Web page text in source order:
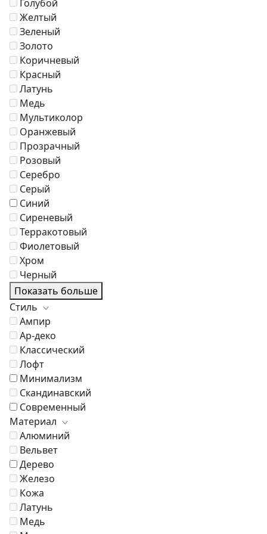
Диваны
Аксессуары
Голубой
Желтый
Зеленый
Золото
Коричневый
Красный
Латунь
Медь
Мультиколор
Оранжевый
Прозрачный
Розовый
Серебро
Серый
Синий
Сиреневый
Терракотовый
Фиолетовый
Хром
Черный
Показать больше
Стиль
Ампир
Ар-деко
Классический
Лофт
Минимализм
Скандинавский
Современный
Материал
Алюминий
Вельвет
Дерево
Железо
Кожа
Латунь
Медь